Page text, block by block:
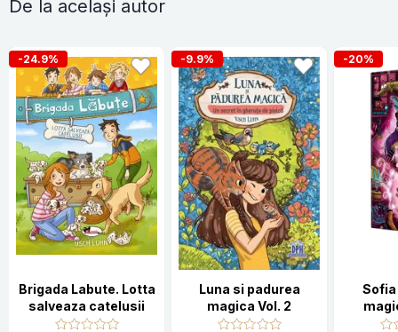
De la același autor
-24.9%
Brigada Labute. Lotta
salveaza catelusii
-9.9%
Luna si padurea
magica Vol. 2
-20%